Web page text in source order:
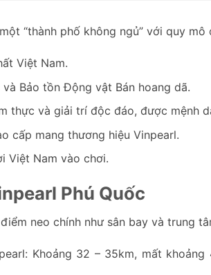
“thành phố không ngủ” với quy
Việt Nam.
Bảo tồn Động vật Bán hoang dã.
thực và giải trí độc đáo, được mệnh
cấp mang thương hiệu Vinpearl.
Việt Nam vào chơi.
Phú Quốc
neo chính như sân bay và trung
Khoảng 32 – 35km, mất